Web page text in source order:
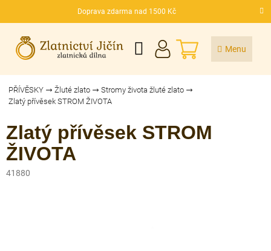
Doprava zdarma nad 1500 Kč
CZK
NÁKUPNÍ
KOŠÍK
PŘÍVĚSKY Žluté zlato
Stromy života žluté zlato
Zlatý přívěsek STROM ŽIVOTA
Zlatý přívěsek STROM
ŽIVOTA
41880